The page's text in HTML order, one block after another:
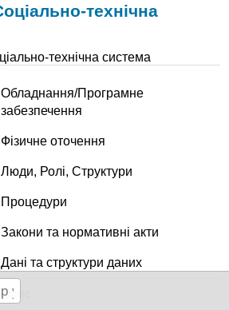
технічна
технічна система
Обладнання/Програмне
забезпечення
Фізичне оточення
Люди, Ролі, Структури
Процедури
Закони та нормативні акти
Дані та структури даних
Опис